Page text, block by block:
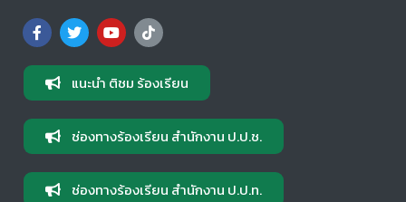
แนะนำ ติชม ร้องเรียน
ช่องทางร้องเรียน สำนักงาน ป.ป.ช.
ช่องทางร้องเรียน สำนักงาน ป.ป.ท.